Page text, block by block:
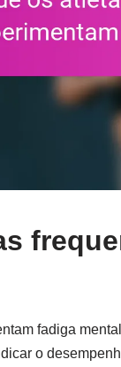
fadiga
o